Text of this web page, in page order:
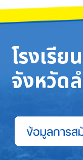
โรงเรี
จังหวัด